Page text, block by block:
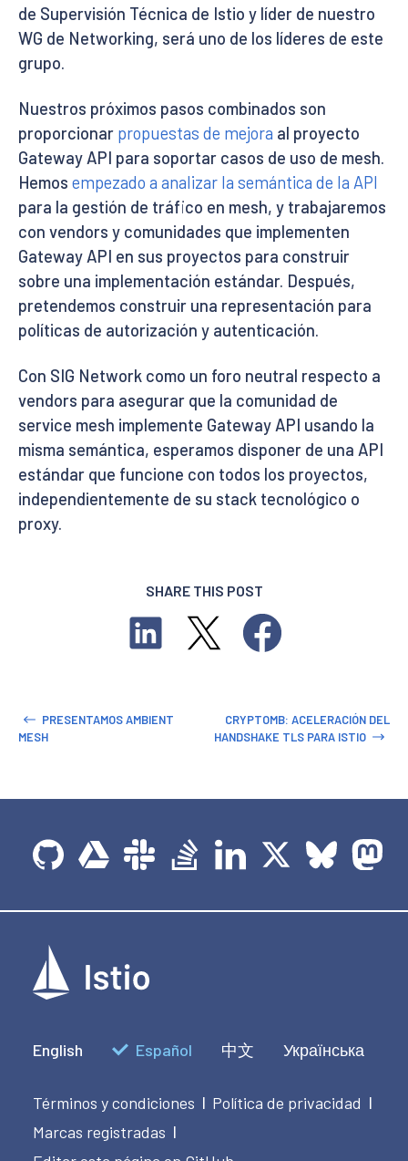
de Supervisión Técnica de Istio y líder de nuestro
WG de Networking, será uno de los líderes de este
grupo.
Nuestros próximos pasos combinados son
proporcionar propuestas de mejora al proyecto
Gateway API para soportar casos de uso de mesh.
Hemos empezado a analizar la semántica de la API
para la gestión de tráfico en mesh, y trabajaremos
con vendors y comunidades que implementen
Gateway API en sus proyectos para construir
sobre una implementación estándar. Después,
pretendemos construir una representación para
políticas de autorización y autenticación.
Con SIG Network como un foro neutral respecto a
vendors para asegurar que la comunidad de
service mesh implemente Gateway API usando la
misma semántica, esperamos disponer de una API
estándar que funcione con todos los proyectos,
independientemente de su stack tecnológico o
proxy.
SHARE THIS POST
PRESENTAMOS AMBIENT
MESH
CRYPTOMB: ACELERACIÓN DEL
HANDSHAKE TLS PARA ISTIO
English Español 中文 Українська
Términos y condiciones | Política de privacidad |
Marcas registradas |